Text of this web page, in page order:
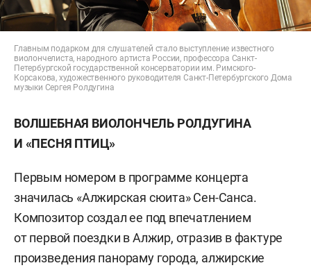
Главным подарком для слушателей стало выступление известного
виолончелиста, народного артиста России, профессора Санкт-
Петербургской государственной консерватории им. Римского-
Корсакова, художественного руководителя Санкт-Петербургского Дома
музыки Сергея Ролдугина
ВОЛШЕБНАЯ ВИОЛОНЧЕЛЬ РОЛДУГИНА
И «ПЕСНЯ ПТИЦ»
Первым номером в программе концерта
значилась «Алжирская сюита» Сен-Санса.
Композитор создал ее под впечатлением
от первой поездки в Алжир, отразив в фактуре
произведения панораму города, алжирские